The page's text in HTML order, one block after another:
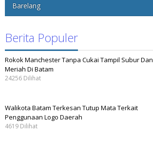
Barelang
Berita Populer
Rokok Manchester Tanpa Cukai Tampil Subur Dan
Meriah Di Batam
24256 Dilihat
Walikota Batam Terkesan Tutup Mata Terkait
Penggunaan Logo Daerah
4619 Dilihat